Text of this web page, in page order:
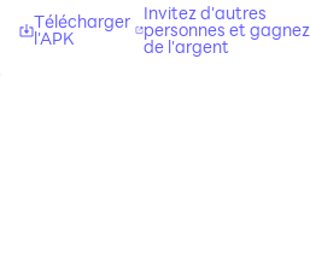
Télécharger
l'APK
Invitez d'autres
personnes et gagnez
de l'argent